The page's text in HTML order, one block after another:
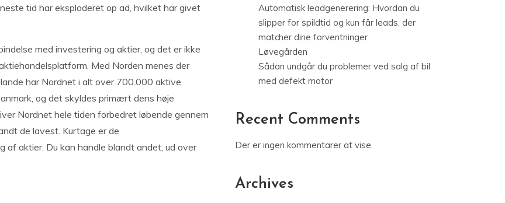
tid har eksploderet op ad, hvilket har givet
med investering og aktier, og det er ikke
Med Norden menes der
har Nordnet i alt over 700.000 aktive
og det skyldes primært dens høje
Nordnet hele tiden forbedret løbende gennem
de lavest. Kurtage er de
aktier. Du kan handle blandt andet, ud over
Automatisk leadgenerering: Hvordan du
slipper for spildtid og kun får leads, der
matcher dine forventninger
Løvegården
Sådan undgår du problemer ved salg af bil
med defekt motor
Recent Comments
Der er ingen kommentarer at vise.
Archives